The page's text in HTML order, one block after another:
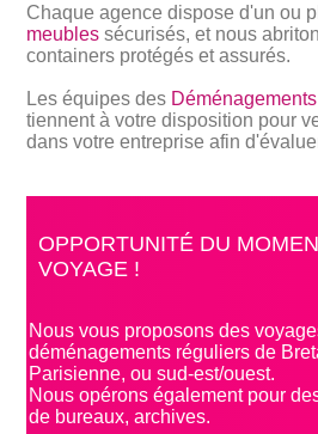
Chaque agence dispose d'un ou
meubles sécurisés, et nous
containers protégés et assurés.
Les équipes des
tiennent à votre disposition pour
dans votre entreprise afin
OPPORTUNITÉ DU
VOYAGE !
Nous vous proposons des
déménagements réguliers de
Parisienne, ou sud-est/ouest.
Nous opérons également pour
de bureaux, archives.